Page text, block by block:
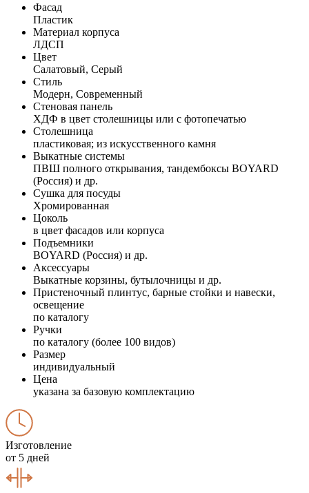
Фасад
Пластик
Материал корпуса
ЛДСП
Цвет
Салатовый, Серый
Стиль
Модерн, Современный
Стеновая панель
ХДФ в цвет столешницы или с фотопечатью
Столешница
пластиковая; из искусственного камня
Выкатные системы
ПВШ полного открывания, тандембоксы BOYARD
(Россия) и др.
Сушка для посуды
Хромированная
Цоколь
в цвет фасадов или корпуса
Подъемники
BOYARD (Россия) и др.
Аксессуары
Выкатные корзины, бутылочницы и др.
Пристеночный плинтус, барные стойки и навески,
освещение
по каталогу
Ручки
по каталогу (более 100 видов)
Размер
индивидуальный
Цена
указана за базовую комплектацию
Изготовление
от 5 дней